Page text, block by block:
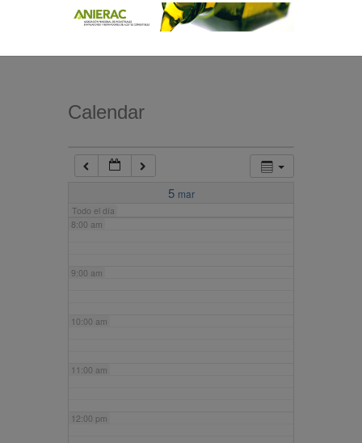
Calendar
5 mar
Todo el día
7:00 am
8:00 am
9:00 am
10:00 am
11:00 am
12:00 pm